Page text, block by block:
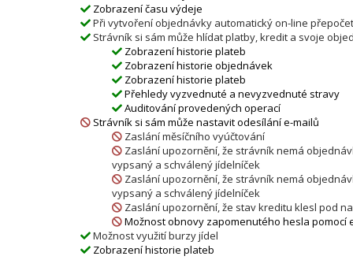
Zobrazení času výdeje
Při vytvoření objednávky automatický on-line
Strávník si sám může hlídat platby, kredit a svoje
Zobrazení historie plateb
Zobrazení historie objednávek
Zobrazení historie plateb
Přehledy vyzvednuté a nevyzvednuté stravy
Auditování provedených operací
Strávník si sám může nastavit odesílání e-mailů
Zaslání měsíčního vyúčtování
Zaslání upozornění, že strávník nemá
vypsaný a schválený jídelníček
Zaslání upozornění, že strávník nemá
vypsaný a schválený jídelníček
Zaslání upozornění, že stav kreditu klesl pod
Možnost obnovy zapomenutého hesla pomocí
Možnost využití burzy jídel
Zobrazení historie plateb